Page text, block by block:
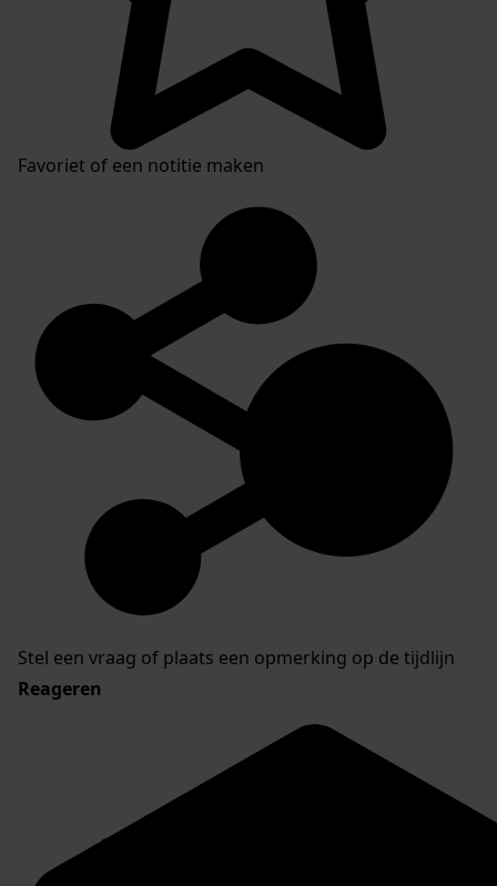
Favoriet of een notitie maken
Stel een vraag of plaats een opmerking op de tijdlijn
Reageren